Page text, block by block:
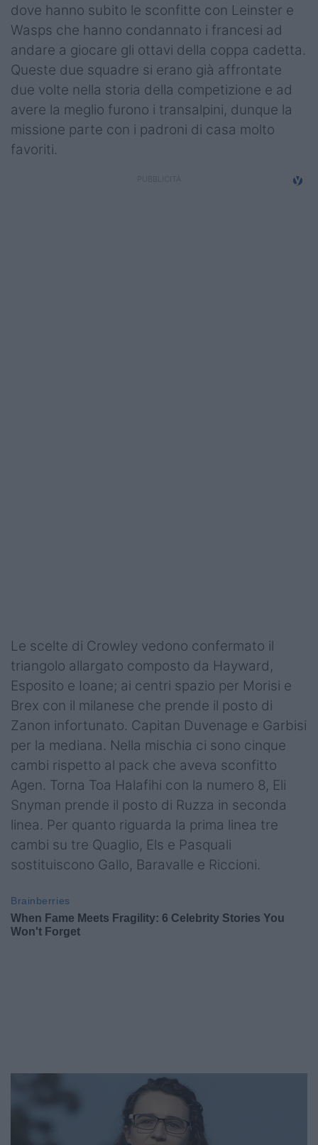
dove hanno subito le sconfitte con Leinster e
Wasps che hanno condannato i francesi ad
andare a giocare gli ottavi della coppa cadetta.
Queste due squadre si erano già affrontate
due volte nella storia della competizione e ad
avere la meglio furono i transalpini, dunque la
missione parte con i padroni di casa molto
favoriti.
Le scelte di Crowley vedono confermato il
triangolo allargato composto da Hayward,
Esposito e Ioane; ai centri spazio per Morisi e
Brex con il milanese che prende il posto di
Zanon infortunato. Capitan Duvenage e Garbisi
per la mediana. Nella mischia ci sono cinque
cambi rispetto al pack che aveva sconfitto
Agen. Torna Toa Halafihi con la numero 8, Eli
Snyman prende il posto di Ruzza in seconda
linea. Per quanto riguarda la prima linea tre
cambi su tre Quaglio, Els e Pasquali
sostituiscono Gallo, Baravalle e Riccioni.